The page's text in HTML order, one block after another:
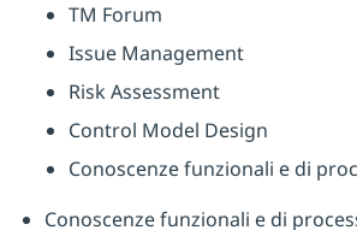
TM Forum
Issue Management
Risk Assessment
Control Model Design
Conoscenze funzionali e di
Conoscenze funzionali e di